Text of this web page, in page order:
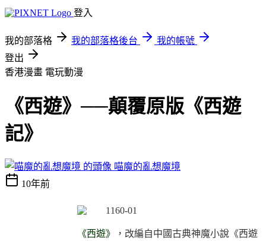
登入
我的部落格 我的部落格後台
我的帳號
登出
香港漫畫 電玩動漫
《西遊》──顛覆原版《西遊
記》
喵魔的亂想魔境
10年前
《西遊》
，改編自中國古典神魔小說《西遊